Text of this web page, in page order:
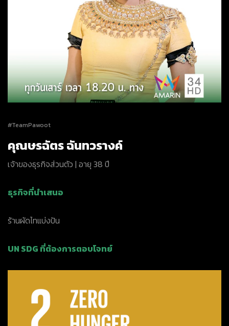
#TeamPawoot
คุณษรฉัตร ฉันทวรางค์
เจ้าของธุรกิจส่วนตัว | อายุ 38 ปี
ธุรกิจที่นำเสนอ
ร้านผัดไทแบ่งปัน
UN SDG ที่ต้องการตอบโจทย์